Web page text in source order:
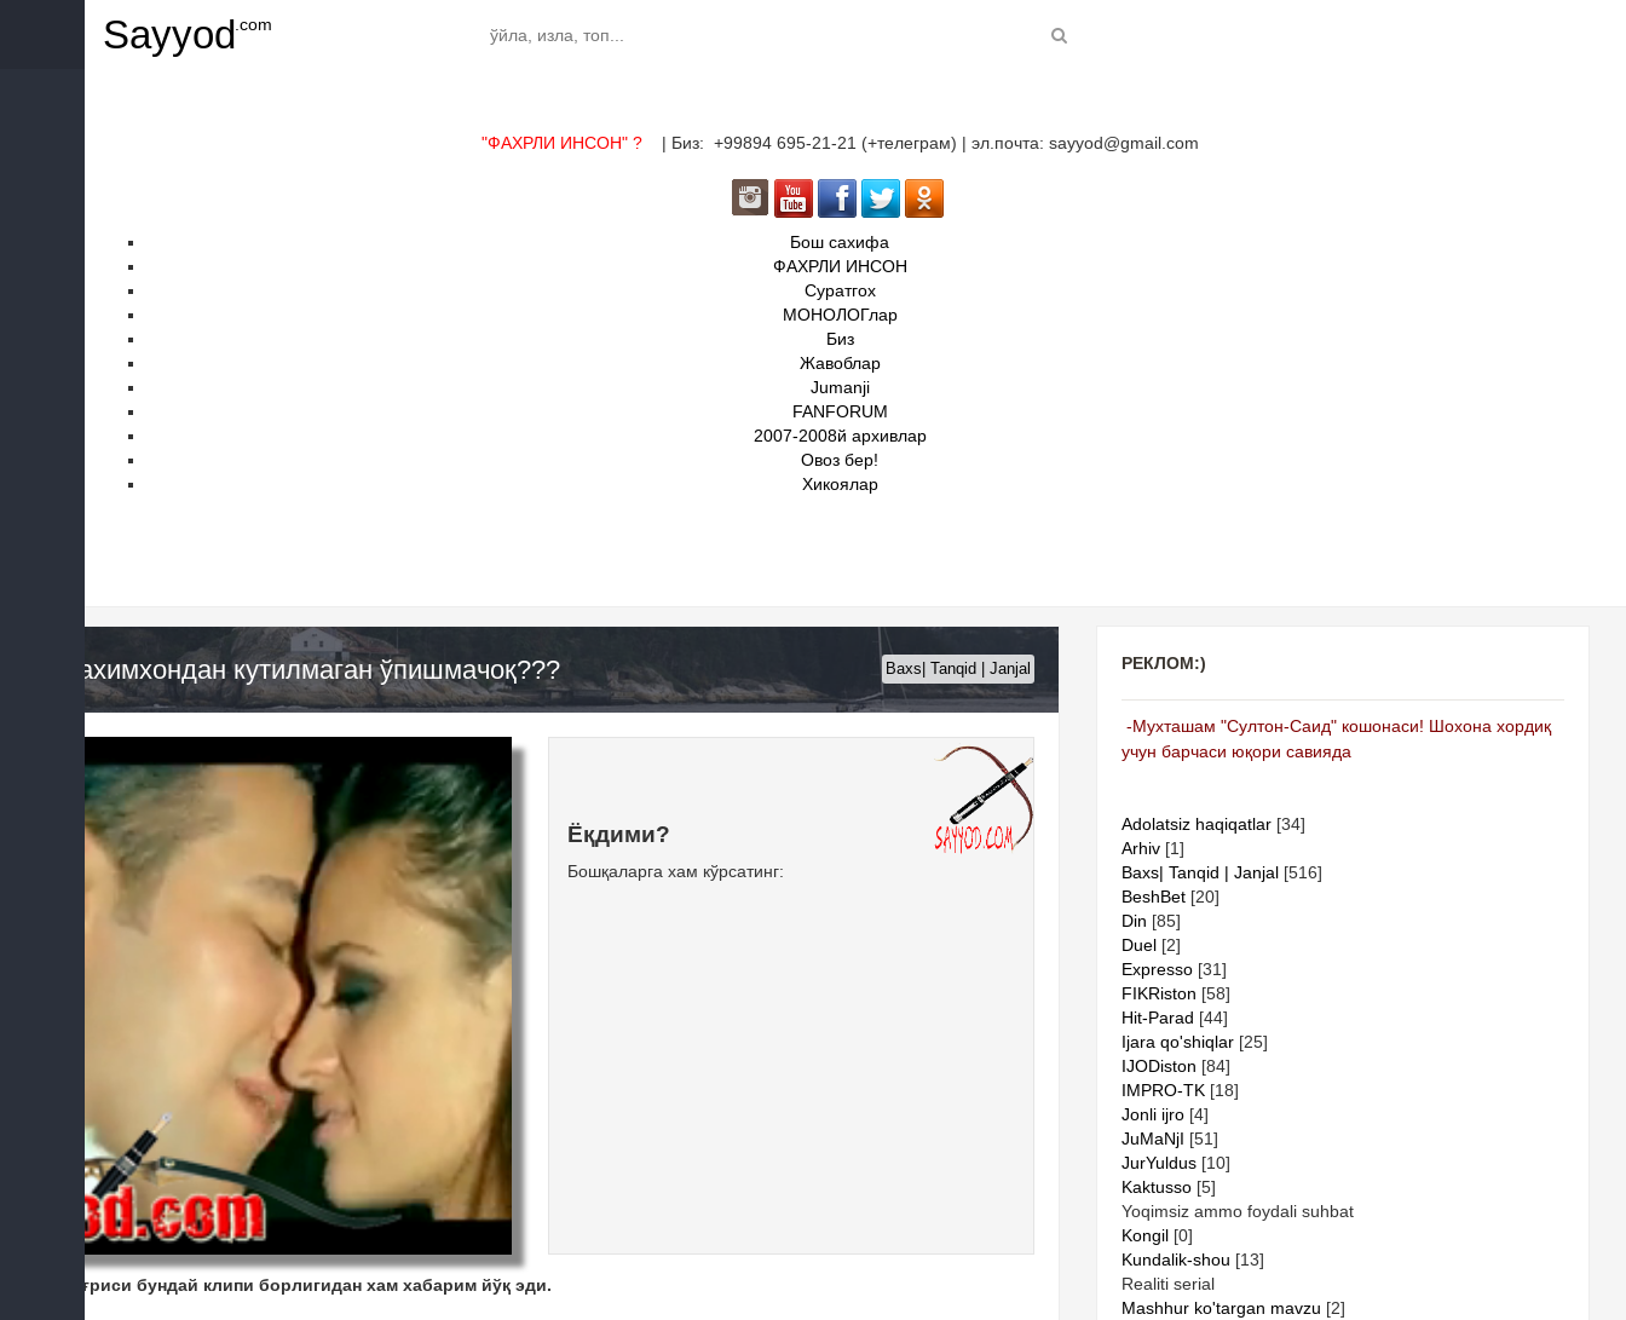
Sayyod .com
"ФАХРЛИ ИНСОН" ? | Биз: +99894 695-21-21 (+телеграм) | эл.почта: sayyod@gmail.com
Бош сахифа
ФАХРЛИ ИНСОН
Суратгох
МОНОЛОГлар
Биз
Жавоблар
Jumanji
FANFORUM
2007-2008й архивлар
Овоз бер!
Хикоялар
Рахимхондан кутилмаган ўпишмачоқ??? Baxs| Tanqid | Janjal
Ёқдими?
Бошқаларга хам кўрсатинг:
Тўғриси бундай клипи борлигидан хам хабарим йўқ эди.
РЕКЛОМ:)
-Мухташам "Султон-Саид" кошонаси! Шохона хордиқ
учун барчаси юқори савияда
Adolatsiz haqiqatlar [34]
Arhiv [1]
Baxs| Tanqid | Janjal [516]
BeshBet [20]
Din [85]
Duel [2]
Expresso [31]
FIKRiston [58]
Hit-Parad [44]
Ijara qo'shiqlar [25]
IJODiston [84]
IMPRO-TK [18]
Jonli ijro [4]
JuMaNjI [51]
JurYuldus [10]
Kaktusso [5]
Yoqimsiz ammo foydali suhbat
Kongil [0]
Kundalik-shou [13]
Realiti serial
Mashhur ko'targan mavzu [2]